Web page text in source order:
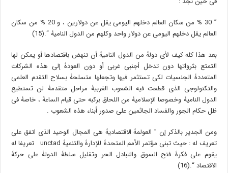
” 30 % من سکان العالم دخلهم الیومی یقل عن دولارین ، و 20 % من سکان
العالم یقل دخلهم الیومی عن دولار واحد وکلهم من الدول النامیۀ “.(15)
بعد هذا کله کیف لأی دولۀ من الدول النامیۀ أن تنهض باقتصادها أو یمکن لها
التمتع بثرواتها دون تدخل أجنبی غربی أو دون العودۀ إلى هذه الشرکات
المتعددۀ الجنسیات لکی تستثمر فیها وتجعلها متسلحۀ بسلاح التقدم العلمی
والتکنولوجی الذی قطعت فیه الشعوب الغربیۀ مراحل متقدمۀ لن تستطیع
الدول النامیۀ وخصوصا الإسلامیۀ من اللحاق برکبه حتى قیام الساعۀ ، خاصۀ فی
ظل حکام الجور والفساد الجاثمین على صدور أبناء هذه الشعوب .
ومن الجدیر بالذکر إن ” العولمۀ الاقتصادیۀ هی المجال الوحید الذی اتفق على
تعریف له : حیث تبنى مؤتمر الأمم المتحدۀ للإدارۀ والتنمیۀ unctad تعریفا له
یقوم على فکرۀ فتح السوق والتبادل الحر وتقلیل سلطۀ الدولۀ على حرکۀ
الاقتصاد “.(16)